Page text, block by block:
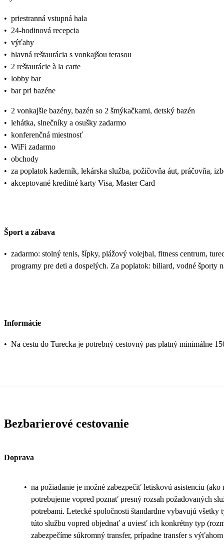
• priestranná vstupná hala
• 24-hodinová recepcia
• výťahy
• hlavná reštaurácia s vonkajšou terasou
• 2 reštaurácie à la carte
• lobby bar
• bar pri bazéne
• 2 vonkajšie bazény, bazén so 2 šmýkačkami, detský bazén
• lehátka, slnečníky a osušky zadarmo
• konferenčná miestnosť
• WiFi zadarmo
• obchody
• za poplatok kaderník, lekárska služba, požičovňa áut, práčovňa,
• akceptované kreditné karty Visa, Master Card
Šport a zábava
• zadarmo: stolný tenis, šípky, plážový volejbal, fitness centrum,
programy pre deti a dospelých. Za poplatok: biliard, vodné športy
Informácie
• Na cestu do Turecka je potrebný cestovný pas platný minimálne
Bezbarierové cestovanie
Doprava
• na požiadanie je možné zabezpečiť letiskovú asistenciu
potrebujeme vopred poznať presný rozsah požadovaných
potrebami. Letecké spoločnosti štandardne vybavujú
túto službu vopred objednať a uviesť ich konkrétny typ
zabezpečíme súkromný transfer, prípadne transfer s